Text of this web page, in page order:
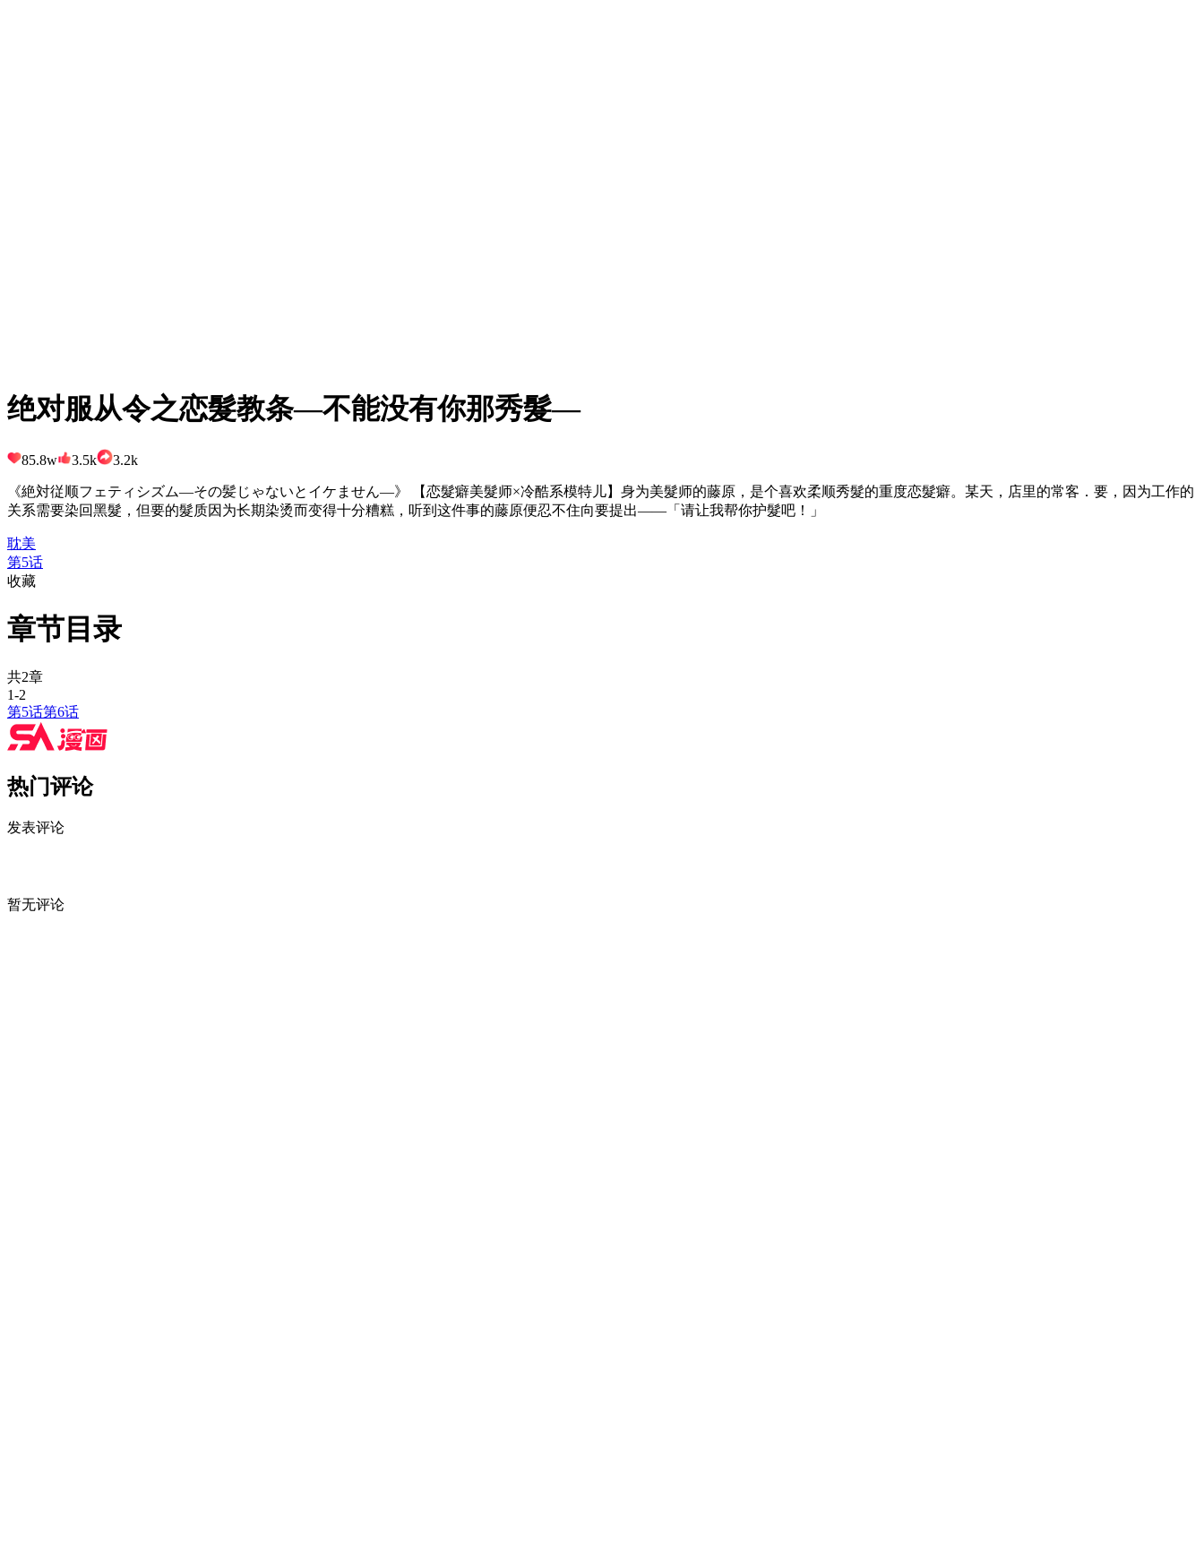
绝对服从令之恋髮教条—不能没有你那秀髮—
85.8w 3.5k 3.2k
《絶対従顺フェティシズム—その髪じゃないとイケません—》 【恋髮癖美髮师×冷酷系模特儿】身为美髮师的藤原，是个喜欢柔顺秀髮的重度恋髮癖。某天，店里的常客．要，因为工作的
关系需要染回黑髮，但要的髮质因为长期染烫而变得十分糟糕，听到这件事的藤原便忍不住向要提出——「请让我帮你护髮吧！」
耽美
第5话
收藏
章节目录
共2章
1-2
第5话第6话
热门评论
发表评论
暂无评论